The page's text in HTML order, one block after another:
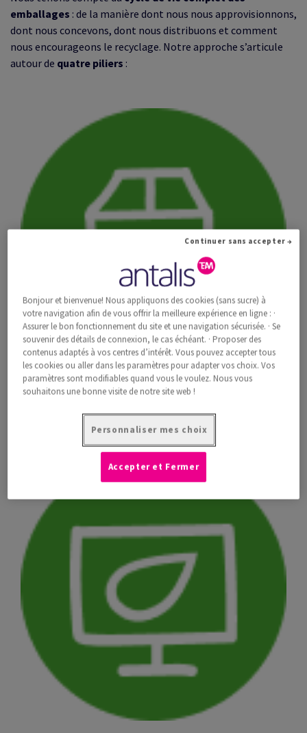
emballages : de la manière dont nous nous approvisionnons,
dont nous concevons, dont nous distribuons et comment
nous encourageons le recyclage. Notre approche s’articule
autour de quatre piliers :
APPROVISIONNEMENT
Nous garantissons une plus grande traçabilité et un
choix responsable des fournisseurs et des matériaux.
Bonjour et bienvenue! Nous appliquons des cookies (sans sucre) à
votre navigation afin de vous offrir la meilleure expérience en ligne : ·
Assurer le bon fonctionnement du site et une navigation sécurisée. · Se
souvenir des détails de connexion, le cas échéant. · Proposer des
contenus adaptés à vos centres d’intérêt. Vous pouvez accepter tous
les cookies ou aller dans les paramètres pour adapter vos choix. Vos
paramètres sont modifiables quand vous le voulez. Nous vous
souhaitons une bonne visite de notre site web !
Personnaliser mes choix
Continuer sans accepter →
Accepter et Fermer